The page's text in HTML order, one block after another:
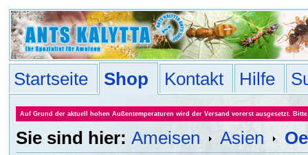
Startseite Shop Kontakt Hilfe
Auf Grund der aktuell hohen Außentemperaturen wird der Versand vorerst ausgesetzt.
Sie sind hier: Ameisen Asien